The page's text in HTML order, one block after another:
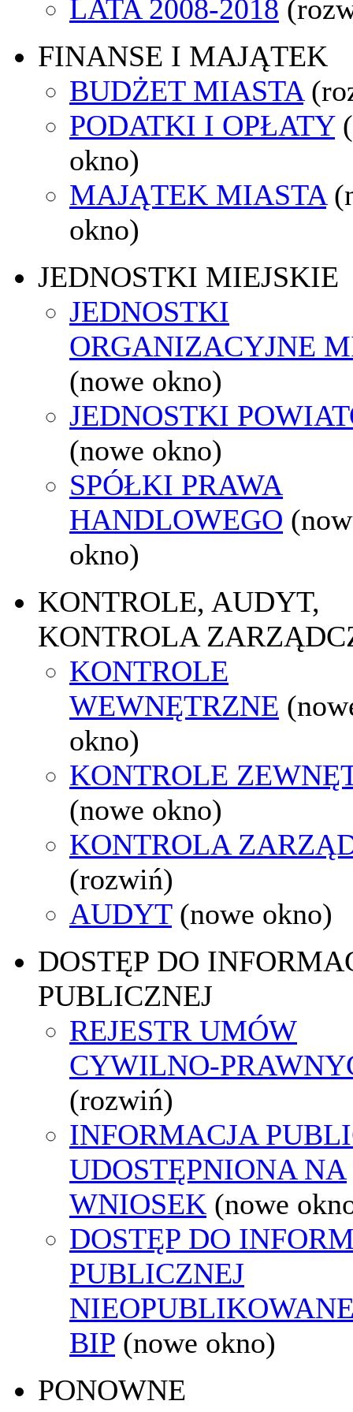
LATA 2008-2018
FINANSE I MAJĄTEK
BUDŻET MIASTA
PODATKI I OPŁATY
okno)
MAJĄTEK MIASTA
okno)
JEDNOSTKI MIEJSKIE
JEDNOSTKI
ORGANIZACYJNE
(nowe okno)
JEDNOSTKI
(nowe okno)
SPÓŁKI PRAWA
HANDLOWEGO
okno)
KONTROLE, AUDYT,
KONTROLA
KONTROLE
WEWNĘTRZNE
okno)
KONTROLE
(nowe okno)
KONTROLA
(rozwiń)
AUDYT (nowe okno)
DOSTĘP DO
PUBLICZNEJ
REJESTR UMÓW
CYWILNO-
(rozwiń)
INFORMACJA
UDOSTĘPNIONA NA
WNIOSEK (nowe
DOSTĘP DO
PUBLICZNEJ
BIP (nowe okno)
PONOWNE